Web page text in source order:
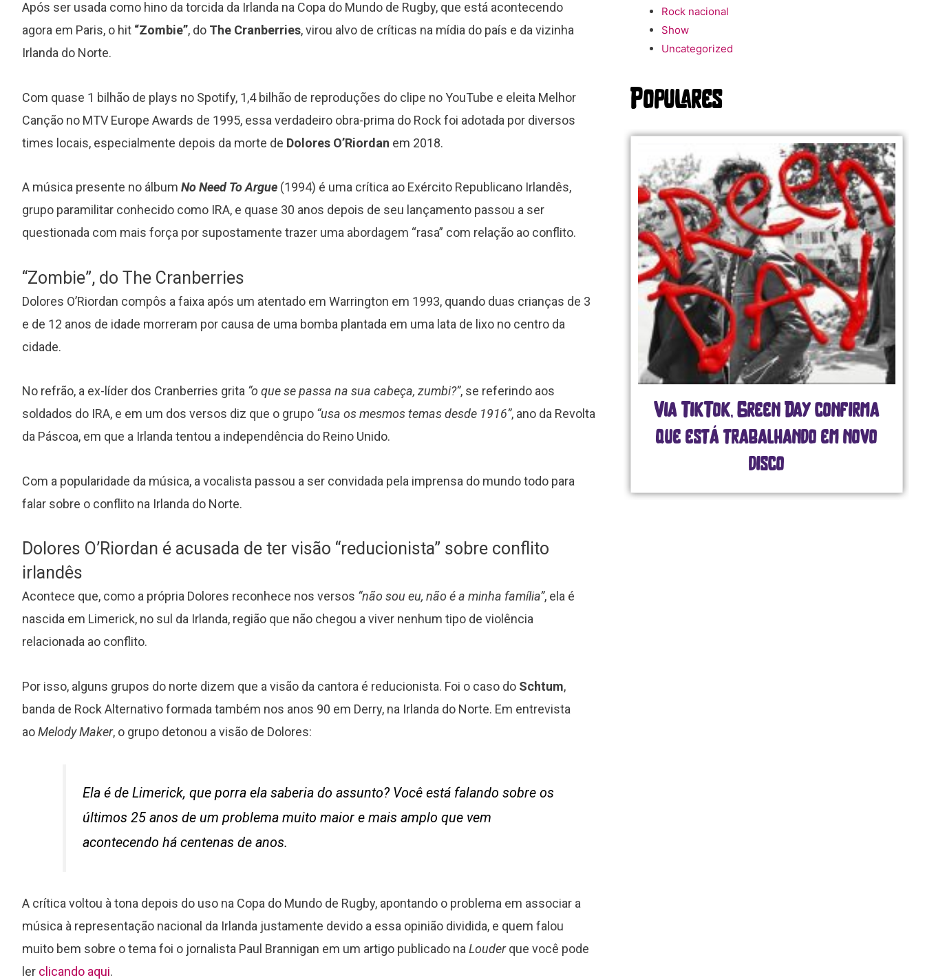
Após ser usada como hino da torcida da Irlanda na Copa do Mundo de Rugby, que está acontecendo
agora em Paris, o hit “Zombie”, do The Cranberries, virou alvo de críticas na mídia do país e da vizinha
Irlanda do Norte.
Com quase 1 bilhão de plays no Spotify, 1,4 bilhão de reproduções do clipe no YouTube e eleita Melhor
Canção no MTV Europe Awards de 1995, essa verdadeiro obra-prima do Rock foi adotada por diversos
times locais, especialmente depois da morte de Dolores O’Riordan em 2018.
A música presente no álbum No Need To Argue (1994) é uma crítica ao Exército Republicano Irlandês,
grupo paramilitar conhecido como IRA, e quase 30 anos depois de seu lançamento passou a ser
questionada com mais força por supostamente trazer uma abordagem “rasa” com relação ao conflito.
“Zombie”, do The Cranberries
Dolores O’Riordan compôs a faixa após um atentado em Warrington em 1993, quando duas crianças de 3
e de 12 anos de idade morreram por causa de uma bomba plantada em uma lata de lixo no centro da
cidade.
No refrão, a ex-líder dos Cranberries grita “o que se passa na sua cabeça, zumbi?”, se referindo aos
soldados do IRA, e em um dos versos diz que o grupo “usa os mesmos temas desde 1916”, ano da Revolta
da Páscoa, em que a Irlanda tentou a independência do Reino Unido.
Com a popularidade da música, a vocalista passou a ser convidada pela imprensa do mundo todo para
falar sobre o conflito na Irlanda do Norte.
Dolores O’Riordan é acusada de ter visão “reducionista” sobre conflito
irlandês
Acontece que, como a própria Dolores reconhece nos versos “não sou eu, não é a minha família”, ela é
nascida em Limerick, no sul da Irlanda, região que não chegou a viver nenhum tipo de violência
relacionada ao conflito.
Por isso, alguns grupos do norte dizem que a visão da cantora é reducionista. Foi o caso do Schtum,
banda de Rock Alternativo formada também nos anos 90 em Derry, na Irlanda do Norte. Em entrevista
aoMelody Maker, o grupo detonou a visão de Dolores:
Ela é de Limerick, que porra ela saberia do assunto? Você está falando sobre os
últimos 25 anos de um problema muito maior e mais amplo que vem
acontecendo há centenas de anos.
A crítica voltou à tona depois do uso na Copa do Mundo de Rugby, apontando o problema em associar a
música à representação nacional da Irlanda justamente devido a essa opinião dividida, e quem falou
muito bem sobre o tema foi o jornalista Paul Brannigan em um artigo publicado na Louderque você pode
ler clicando aqui.
Rock nacional
Show
Uncategorized
Populares
“Around the Sun”: o álbum mais
subestimado da carreira do R.E.M.
Grammy 2023 anuncia lista de
indicados com Anitta em categoria
Via TikTok, Green Day confirma
que está trabalhando em novo
disco